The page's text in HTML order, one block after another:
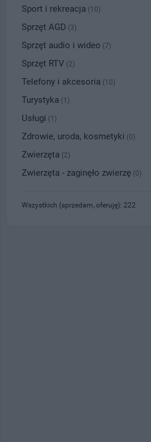
Sport i rekreacja (10)
Sprzęt AGD (3)
Sprzęt audio i wideo (7)
Sprzęt RTV (2)
Telefony i akcesoria (10)
Turystyka (1)
Usługi (1)
Zdrowie, uroda, kosmetyki (0)
Zwierzęta (2)
Zwierzęta - zaginęło zwierzę (0)
Wszystkich (sprzedam, oferuję): 222